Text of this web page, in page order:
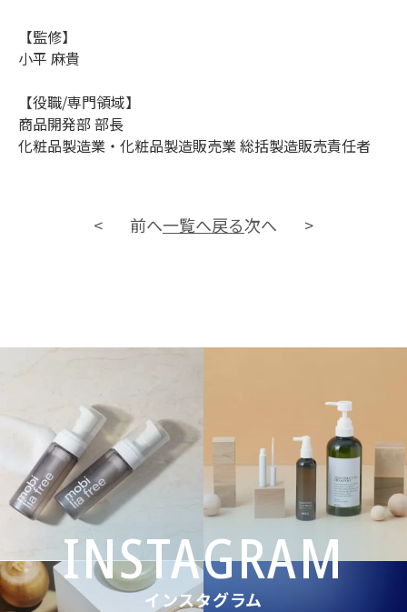
【監修】
小平 麻貴
【役職/専門領域】
商品開発部 部長
化粧品製造業・化粧品製造販売業 総括製造販売責任者
前へ一覧へ戻る次へ
インスタグラム